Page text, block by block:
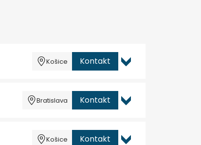
Košice Kontakt
Bratislava Kontakt
Košice Kontakt